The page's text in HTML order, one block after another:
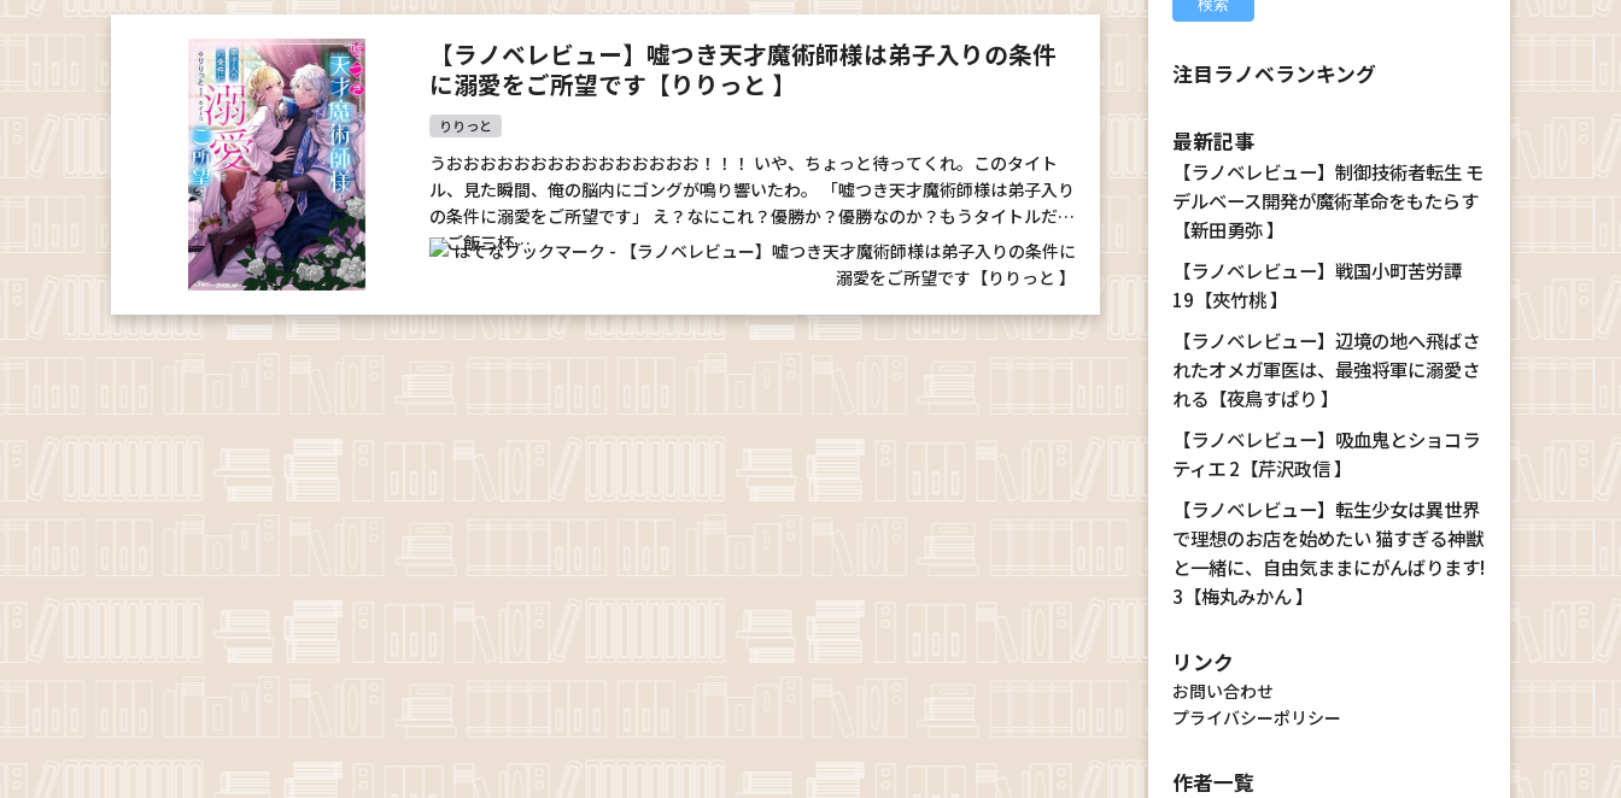
【ラノベレビュー】嘘つき天才魔術師様は弟子入りの条件
に溺愛をご所望です【りりっと 】
りりっと
うおおおおおおおおおおおおおおお！！！ いや、ちょっと待ってくれ。このタイト
ル、見た瞬間、俺の脳内にゴングが鳴り響いたわ。 「嘘つき天才魔術師様は弟子入り
の条件に溺愛をご所望です」 え？なにこれ？優勝か？優勝なのか？もうタイトルだけ
でご飯三杯…
注目ラノベランキング
最新記事
【ラノベレビュー】制御技術者転生 モ
デルベース開発が魔術革命をもたらす
【新田勇弥 】
【ラノベレビュー】戦国小町苦労譚
19【夾竹桃 】
【ラノベレビュー】辺境の地へ飛ばさ
れたオメガ軍医は、最強将軍に溺愛さ
れる【夜鳥すぱり 】
【ラノベレビュー】吸血鬼とショコラ
ティエ 2【芹沢政信 】
【ラノベレビュー】転生少女は異世界
で理想のお店を始めたい 猫すぎる神獣
と一緒に、自由気ままにがんばります!
3【梅丸みかん 】
リンク
お問い合わせ
プライバシーポリシー
作者一覧